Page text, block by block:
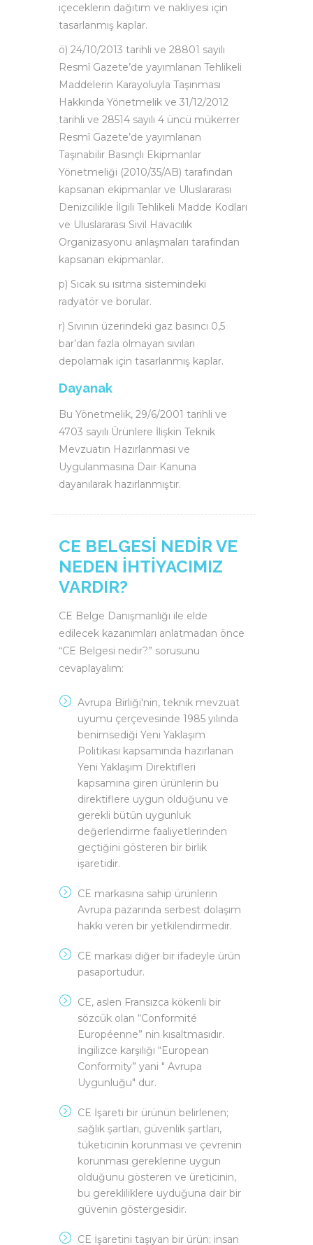
içeceklerin dağıtım ve nakliyesi için
tasarlanmış kaplar.
ö) 24/10/2013 tarihli ve 28801 sayılı
Resmî Gazete’de yayımlanan Tehlikeli
Maddelerin Karayoluyla Taşınması
Hakkında Yönetmelik ve 31/12/2012
tarihli ve 28514 sayılı 4 üncü mükerrer
Resmî Gazete’de yayımlanan
Taşınabilir Basınçlı Ekipmanlar
Yönetmeliği (2010/35/AB) tarafından
kapsanan ekipmanlar ve Uluslararası
Denizcilikle İlgili Tehlikeli Madde Kodları
ve Uluslararası Sivil Havacılık
Organizasyonu anlaşmaları tarafından
kapsanan ekipmanlar.
p) Sıcak su ısıtma sistemindeki
radyatör ve borular.
r) Sıvının üzerindeki gaz basıncı 0,5
bar’dan fazla olmayan sıvıları
depolamak için tasarlanmış kaplar.
Dayanak
Bu Yönetmelik, 29/6/2001 tarihli ve
4703 sayılı Ürünlere İlişkin Teknik
Mevzuatın Hazırlanması ve
Uygulanmasına Dair Kanuna
dayanılarak hazırlanmıştır.
CE BELGESİ NEDİR VE
NEDEN İHTİYACIMIZ
VARDIR?
CE Belge Danışmanlığı ile elde
edilecek kazanımları anlatmadan önce
“CE Belgesi nedir?” sorusunu
cevaplayalım:
Avrupa Birliği'nin, teknik mevzuat
uyumu çerçevesinde 1985 yılında
benimsediği Yeni Yaklaşım
Politikası kapsamında hazırlanan
Yeni Yaklaşım Direktifleri
kapsamına giren ürünlerin bu
direktiflere uygun olduğunu ve
gerekli bütün uygunluk
değerlendirme faaliyetlerinden
geçtiğini gösteren bir birlik
işaretidir.
CE markasına sahip ürünlerin
Avrupa pazarında serbest dolaşım
hakkı veren bir yetkilendirmedir.
CE markası diğer bir ifadeyle ürün
pasaportudur.
CE, aslen Fransızca kökenli bir
sözcük olan “Conformité
Européenne” nin kısaltmasıdır.
İngilizce karşılığı “European
Conformity” yani " Avrupa
Uygunluğu" dur.
CE İşareti bir ürünün belirlenen;
sağlık şartları, güvenlik şartları,
tüketicinin korunması ve çevrenin
korunması gereklerine uygun
olduğunu gösteren ve üreticinin,
bu gerekliliklere uyduğuna dair bir
güvenin göstergesidir.
CE İşaretini taşıyan bir ürün; insan